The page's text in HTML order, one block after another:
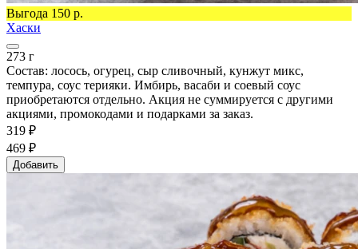
Выгода 150 р.
Хаски
273 г
Состав: лосось, огурец, сыр сливочный, кунжут микс,
темпура, соус терияки. Имбирь, васаби и соевый соус
приобретаются отдельно. Акция не суммируется с другими
акциями, промокодами и подарками за заказ.
319 ₽
469 ₽
Добавить